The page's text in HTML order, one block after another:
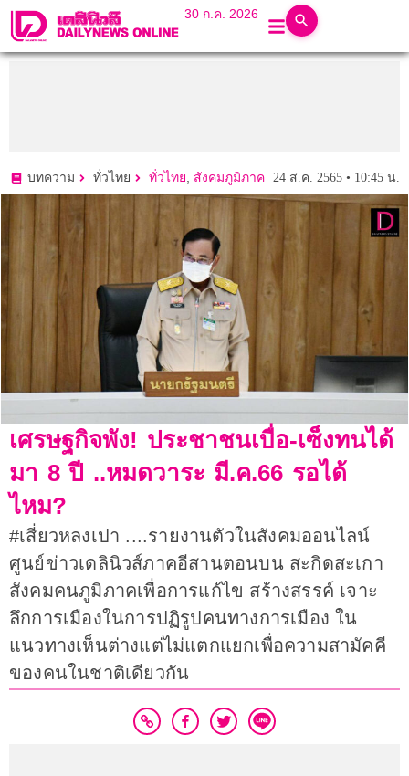
30 ก.ค. 2026
บทความ ทั่วไทย ทั่วไทย, สังคมภูมิภาค 24 ส.ค. 2565 • 10:45 น.
เศรษฐกิจพัง! ประชาชนเบื่อ-เซ็งทนได้
มา 8 ปี ..หมดวาระ มี.ค.66 รอได้
ไหม?
#เสี่ยวหลงเปา ....รายงานตัวในสังคมออนไลน์
ศูนย์ข่าวเดลินิวส์ภาคอีสานตอนบน สะกิดสะเกา
สังคมคนภูมิภาคเพื่อการแก้ไข สร้างสรรค์ เจาะ
ลึกการเมืองในการปฏิรูปคนทางการเมือง ใน
แนวทางเห็นต่างแต่ไม่แตกแยกเพื่อความสามัคคี
ของคนในชาติเดียวกัน